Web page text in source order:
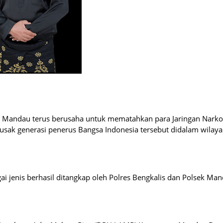
terus berusaha untuk mematahkan para Jaringan
generasi penerus Bangsa Indonesia tersebut didalam
jenis berhasil ditangkap oleh Polres Bengkalis dan Polsek